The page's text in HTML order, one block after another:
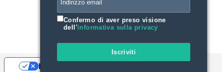
Confermo di aver preso visione
dell'informativa sulla privacy
Iscriviti
Le tue preferenze relative alla privacy